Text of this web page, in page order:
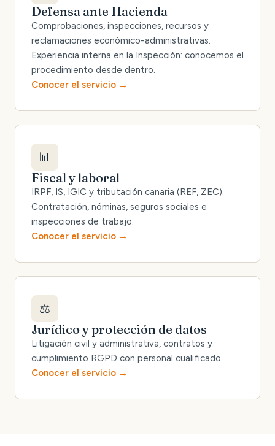
Defensa ante Hacienda
Comprobaciones, inspecciones, recursos y
reclamaciones económico-administrativas.
Experiencia interna en la Inspección: conocemos el
procedimiento desde dentro.
Conocer el servicio
📊
Fiscal y laboral
IRPF, IS, IGIC y tributación canaria (REF, ZEC).
Contratación, nóminas, seguros sociales e
inspecciones de trabajo.
Conocer el servicio
⚖️
Jurídico y protección de datos
Litigación civil y administrativa, contratos y
cumplimiento RGPD con personal cualificado.
Conocer el servicio